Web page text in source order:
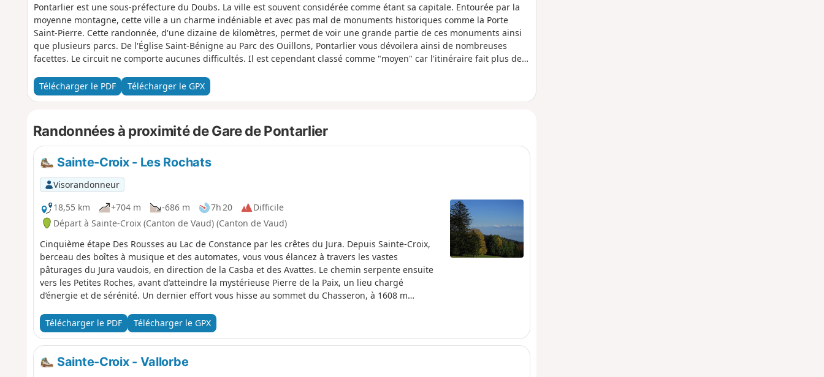
Pontarlier est une sous-préfecture du Doubs. La ville est souvent considérée comme étant sa capitale. Entourée par la
moyenne montagne, cette ville a un charme indéniable et avec pas mal de monuments historiques comme la Porte
Saint-Pierre. Cette randonnée, d'une dizaine de kilomètres, permet de voir une grande partie de ces monuments ainsi
que plusieurs parcs. De l'Église Saint-Bénigne au Parc des Ouillons, Pontarlier vous dévoilera ainsi de nombreuses
facettes. Le circuit ne comporte aucunes difficultés. Il est cependant classé comme "moyen" car l'itinéraire fait plus de
Télécharger le PDF
Télécharger le GPX
Randonnées à proximité de Gare de Pontarlier
Sainte-Croix - Les Rochats
Visorandonneur
18,55 km
+704 m -686 m 7h 20
Difficile
Départ à Sainte-Croix (Canton de Vaud) (Canton de Vaud)
Cinquième étape Des Rousses au Lac de Constance par les crêtes du Jura. Depuis Sainte-Croix,
berceau des boîtes à musique et des automates, vous vous élancez à travers les vastes
pâturages du Jura vaudois, en direction de la Casba et des Avattes. Le chemin serpente ensuite
vers les Petites Roches, avant d’atteindre la mystérieuse Pierre de la Paix, un lieu chargé
d’énergie et de sérénité. Un dernier effort vous hisse au sommet du Chasseron, à 1608 m
lac de Neuchâtel et, plus au sud, le majestueux Léman. Ce sont près de 250 km de crêtes alpines
qui se dessinent à l’horizon, dans une fresque naturelle à couper le souffle. La descente
s’effectue en douceur jusqu’au hameau des Rochats, au départ de la piste de ski de fond des
Cluds, où subsiste une ancienne caserne militaire, témoin discret d’un passé oublié.
Télécharger le PDF Télécharger le GPX
Sainte-Croix - Vallorbe